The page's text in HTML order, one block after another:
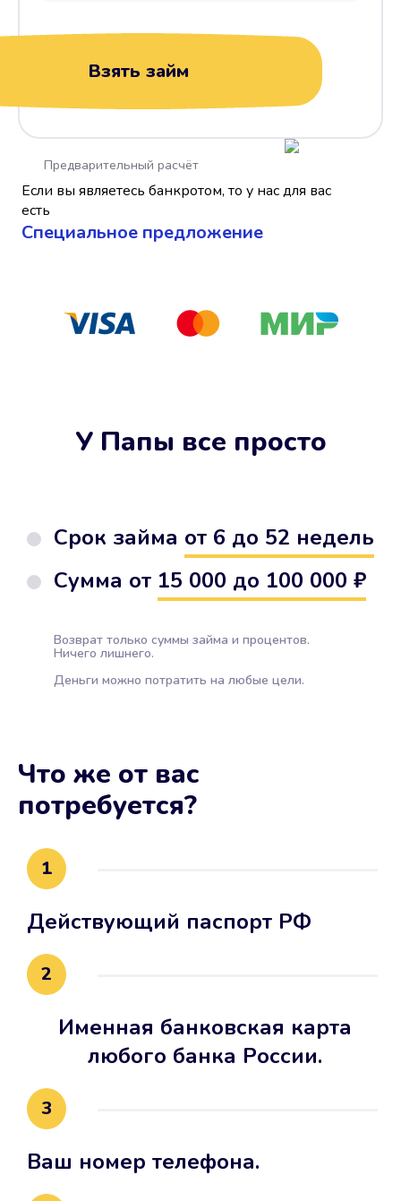
Взять займ
Если вы являетесь банкротом, то у нас для вас
есть
Cпециальное предложение
Предварительный расчёт
У Папы все просто
Срок займа от 6 до 52 недель
Сумма от 15 000 до 100 000 ₽
Возврат только суммы займа и процентов.
Ничего лишнего.
Деньги можно потратить на любые цели.
Что же от вас
потребуется?
1
Действующий паспорт РФ
2
Именная банковская карта
любого банка России.
3
Ваш номер телефона.